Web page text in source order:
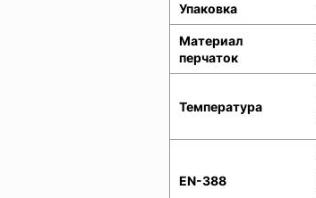
Упаковка
Материал
перчаток
Температура
EN-388